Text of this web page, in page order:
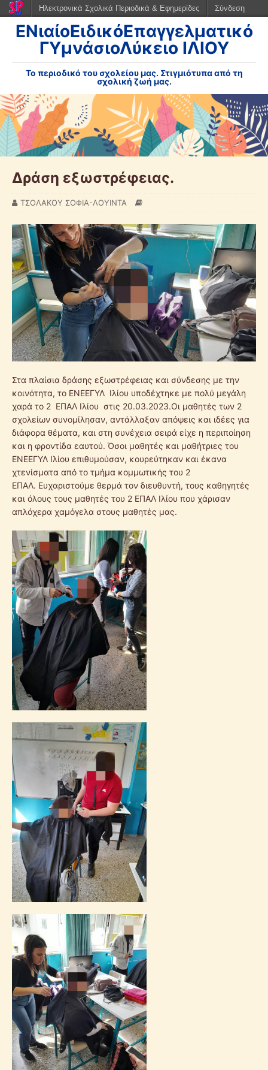
ΕΝιαίοΕιδικόΕπαγγελματικό
ΓΥμνάσιοΛύκειο ΙΛΙΟΥ
Το περιοδικό του σχολείου μας. Στιγμιότυπα από τη
σχολική ζωή μας.
Δράση εξωστρέφειας.
ΤΣΟΛΑΚΟΥ ΣΟΦΙΑ-ΛΟΥΙΝΤΑ
Στα πλαίσια δράσης εξωστρέφειας και σύνδεσης με την
κοινότητα, το EΝΕΕΓΥΛ Ιλίου υποδέχτηκε με πολύ μεγάλη
χαρά το 2 ΕΠΑΛ Ιλίου στις 20.03.2023.Οι μαθητές των 2
σχολείων συνομίλησαν, αντάλλαξαν απόψεις και ιδέες για
διάφορα θέματα, και στη συνέχεια σειρά είχε η περιποίηση
και η φροντίδα εαυτού. Όσοι μαθητές και μαθήτριες του
ΕΝΕΕΓΥΛ Ιλίου επιθυμούσαν, κουρεύτηκαν και έκανα
χτενίσματα από το τμήμα κομμωτικής του 2
ΕΠΑΛ. Ευχαριστούμε θερμά τον διευθυντή, τους καθηγητές
και όλους τους μαθητές του 2 ΕΠΑΛ Ιλίου που χάρισαν
απλόχερα χαμόγελα στους μαθητές μας.
Ηλεκτρονικά Σχολικά Περιοδικά & Εφημερίδες Σύνδεση